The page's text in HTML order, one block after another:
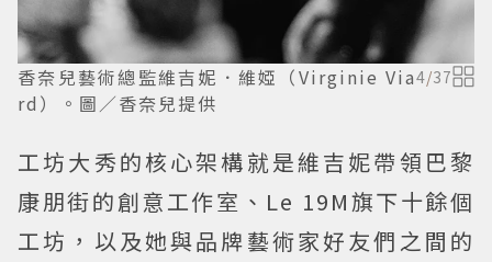
香奈兒藝術總監維吉妮．維婭（Virginie Via
rd）。圖／香奈兒提供
4/37
工坊大秀的核心架構就是維吉妮帶領巴黎
康朋街的創意工作室、Le 19M旗下十餘個
工坊，以及她與品牌藝術家好友們之間的